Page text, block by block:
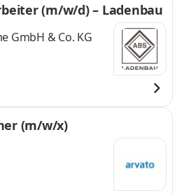
(m/w/d) – Ladenbau
GmbH & Co. KG
(m/w/x)